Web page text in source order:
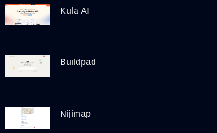
Kula AI
Buildpad
Nijimap